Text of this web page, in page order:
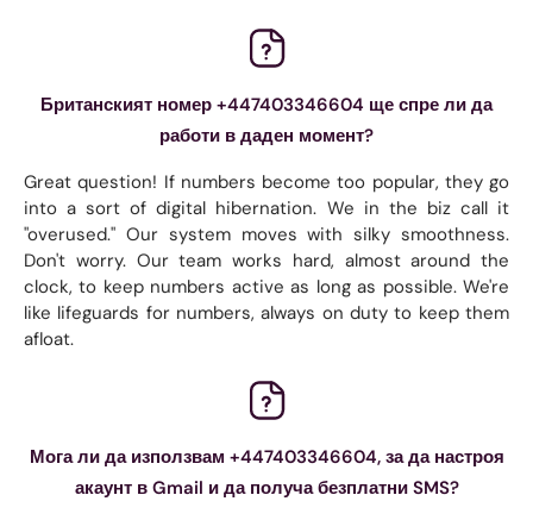
Британският номер +447403346604 ще спре ли да
работи в даден момент?
Great question! If numbers become too popular, they go
into a sort of digital hibernation. We in the biz call it
"overused." Our system moves with silky smoothness.
Don't worry. Our team works hard, almost around the
clock, to keep numbers active as long as possible. We're
like lifeguards for numbers, always on duty to keep them
afloat.
Мога ли да използвам +447403346604, за да настроя
акаунт в Gmail и да получа безплатни SMS?